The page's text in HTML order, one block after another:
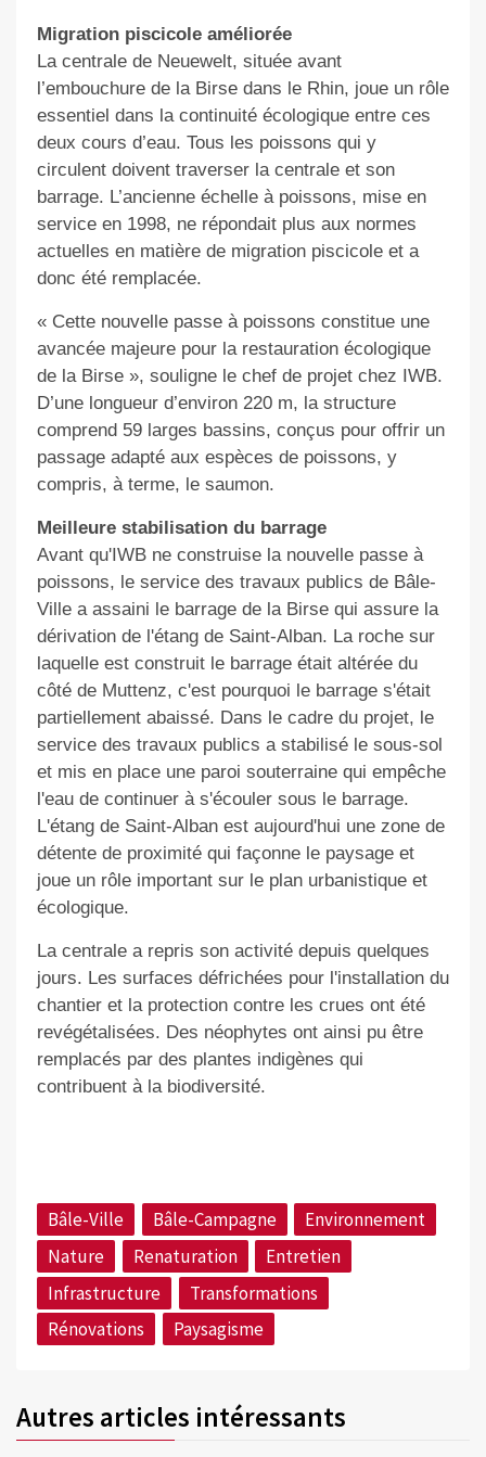
Migration piscicole améliorée
La centrale de Neuewelt, située avant
l’embouchure de la Birse dans le Rhin, joue un rôle
essentiel dans la continuité écologique entre ces
deux cours d’eau. Tous les poissons qui y
circulent doivent traverser la centrale et son
barrage. L’ancienne échelle à poissons, mise en
service en 1998, ne répondait plus aux normes
actuelles en matière de migration piscicole et a
donc été remplacée.
« Cette nouvelle passe à poissons constitue une
avancée majeure pour la restauration écologique
de la Birse », souligne le chef de projet chez IWB.
D’une longueur d’environ 220 m, la structure
comprend 59 larges bassins, conçus pour offrir un
passage adapté aux espèces de poissons, y
compris, à terme, le saumon.
Meilleure stabilisation du barrage
Avant qu'IWB ne construise la nouvelle passe à
poissons, le service des travaux publics de Bâle-
Ville a assaini le barrage de la Birse qui assure la
dérivation de l'étang de Saint-Alban. La roche sur
laquelle est construit le barrage était altérée du
côté de Muttenz, c'est pourquoi le barrage s'était
partiellement abaissé. Dans le cadre du projet, le
service des travaux publics a stabilisé le sous-sol
et mis en place une paroi souterraine qui empêche
l'eau de continuer à s'écouler sous le barrage.
L'étang de Saint-Alban est aujourd'hui une zone de
détente de proximité qui façonne le paysage et
joue un rôle important sur le plan urbanistique et
écologique.
La centrale a repris son activité depuis quelques
jours. Les surfaces défrichées pour l'installation du
chantier et la protection contre les crues ont été
revégétalisées. Des néophytes ont ainsi pu être
remplacés par des plantes indigènes qui
contribuent à la biodiversité.
Bâle-Ville Bâle-Campagne
Environnement
Nature
Renaturation
Entretien
Infrastructure
Transformations
Rénovations
Paysagisme
Autres articles intéressants